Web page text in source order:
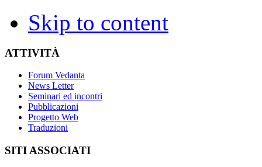
Skip to content
ATTIVITÀ
Forum Vedanta
News Letter
Seminari ed incontri
Pubblicazioni
Progetto Web
Traduzioni
SITI ASSOCIATI